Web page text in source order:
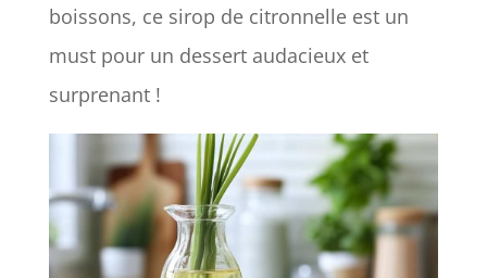
boissons, ce sirop de citronnelle est un
must pour un dessert audacieux et
surprenant !